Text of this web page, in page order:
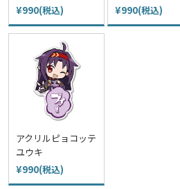
¥990(税込)
¥990(税込)
アクリルピョコッテ
ユウキ
¥990(税込)